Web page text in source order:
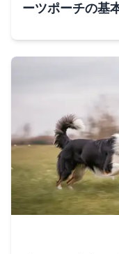
ーツポーチの基